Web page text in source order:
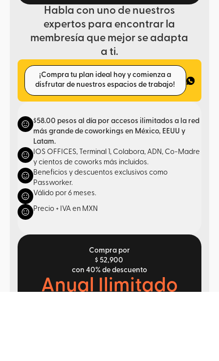
Habla con uno de nuestros
expertos para encontrar la
membresía que mejor se adapta
a ti.
¡Compra tu plan ideal hoy y comienza a
disfrutar de nuestros espacios de trabajo!
$58.00 pesos al día por accesos ilimitados a la red
más grande de coworkings en México, EEUU y
Latam.
IOS OFFICES, Terminal 1, Colabora, ADN, Co-Madre
y cientos de coworks más incluidos.
Beneficios y descuentos exclusivos como
Passworker.
Válido por 6 meses.
Precio + IVA en MXN
Compra por
$ 52,900
con 40% de descuento
Anual Ilimitado